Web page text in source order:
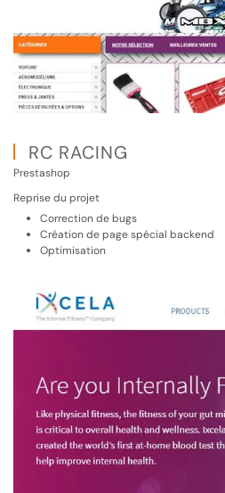
RC RACING
Prestashop
Reprise du projet
Correction de bugs
Création de page spécial backend
Optimisation